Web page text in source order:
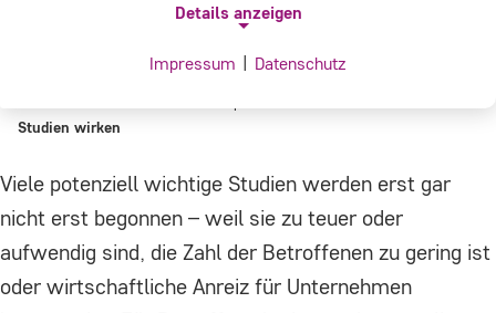
Studien wirken
Viele potenziell wichtige Studien werden erst gar
nicht erst begonnen – weil sie zu teuer oder
aufwendig sind, die Zahl der Betroffenen zu gering ist
oder wirtschaftliche Anreiz für Unternehmen
Details anzeigen
Notwendige Cookies ermöglichen
einwandfreie Funktion der Website
erforderlich.
Einverständnis-Cookie
Impressum | Datenschutz